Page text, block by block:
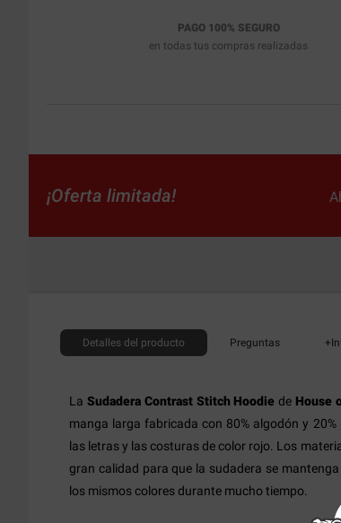
PAGO 100% SEGURO
en todas tus compras realizadas
¡Oferta limitada!
Detalles del producto Preguntas
La Sudadera Contrast Stitch Hoodie de House
manga larga fabricada con 80% algodón y
las letras y las costuras de color rojo. Los
gran calidad para que la sudadera se
los mismos colores durante mucho tiempo.